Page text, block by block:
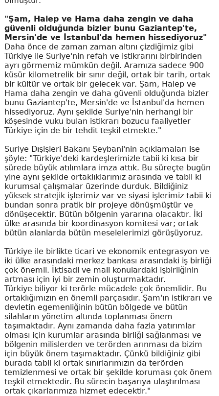
"Şam, Halep ve Hama daha zengin ve daha
güvenli olduğunda bizler bunu Gaziantep'te,
Mersin'de ve İstanbul'da hemen hissediyoruz"
Daha önce de zaman zaman altını çizdiğimiz gibi
Türkiye ile Suriye'nin refah ve istikrarını birbirinden
ayrı görmemiz mümkün değil. Aramıza sadece 900
küsür kilometrelik bir sınır değil, ortak bir tarih, ortak
bir kültür ve ortak bir gelecek var. Şam, Halep ve
Hama daha zengin ve daha güvenli olduğunda bizler
bunu Gaziantep'te, Mersin'de ve İstanbul'da hemen
hissediyoruz. Aynı şekilde Suriye'nin herhangi bir
köşesinde vuku bulan istikrarı bozucu faaliyetler
Türkiye için de bir tehdit teşkil etmekte."
Suriye Dışişleri Bakanı Şeybani'nin açıklamaları ise
şöyle: "Türkiye'deki kardeşlerimizle tabii ki kısa bir
sürede büyük atılımlara imza attık. Bu süreçte bugün
yine aynı şekilde ortaklıklarımız arasında ve tabii ki
kurumsal çalışmalar üzerinde durduk. Bildiğiniz
yüksek stratejik işlerimiz var ve siyasi işlerimiz tabii ki
bundan sonra pratik bir projeye dönüşmüştür ve
dönüşecektir. Bütün bölgenin yararına olacaktır. İki
ülke arasında bir koordinasyon komitesi var; ortak
bütün alanlarda bütün meselelerimizi görüşüyoruz.
Türkiye ile birlikte ticari ve ekonomik entegrasyon ve
iki ülke arasındaki merkez bankası arasındaki iş birliği
çok önemli. İktisadi ve mali konulardaki işbirliğinin
artması için iyi bir zemin oluşturmaktadır.
Türkiye biliyor ki terörle mücadele çok önemlidir. Bu
ortaklığımızın en önemli parçasıdır. Şam'ın istikrarı ve
devletin egemenliğinin bütün bölgede ve bütün
silahların yönetim altında toplanması önem
taşımaktadır. Aynı zamanda daha fazla yatırımlar
olması için kurumlar arasında birliği sağlanması ve
bölgenin milislerden ve terörden arınması da bizim
için büyük önem taşımaktadır. Çünkü bildiğiniz gibi
burada tabii ki ortak sınırlarımızın da terörden
temizlenmesi ve ortak bir şekilde koruması çok önem
teşkil etmektedir. Bu sürecin başarıya ulaştırılması
ortak çıkarlarımıza hizmet edecektir."